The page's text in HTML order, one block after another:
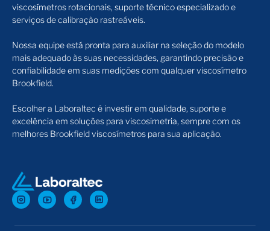
viscosímetros rotacionais, suporte técnico especializado e
serviços de calibração rastreáveis.
Nossa equipe está pronta para auxiliar na seleção do modelo
mais adequado às suas necessidades, garantindo precisão e
confiabilidade em suas medições com qualquer viscosímetro
Brookfield.
Escolher a Laboraltec é investir em qualidade, suporte e
excelência em soluções para viscosimetria, sempre com os
melhores Brookfield viscosímetros para sua aplicação.